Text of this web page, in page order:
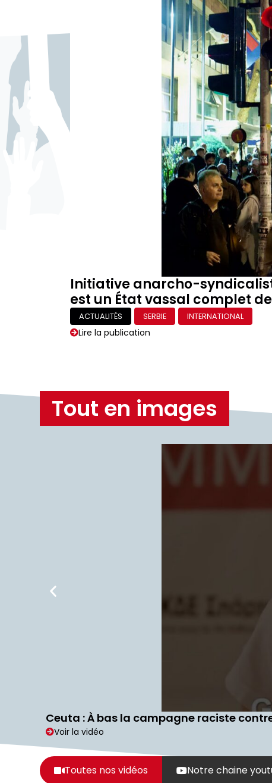
Initiative anarcho-
est un État vassal complet de
ACTUALITÉS SERBIE INTERNATIONAL
Lire la publication
Tout en images
Ceuta : À bas la campagne raciste
Voir la vidéo
Toutes nos vidéos Notre chaine